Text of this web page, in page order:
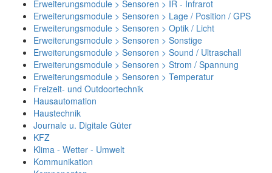
Erweiterungsmodule > Sensoren > IR - Infrarot
Erweiterungsmodule > Sensoren > Lage / Position / GPS
Erweiterungsmodule > Sensoren > Optik / Licht
Erweiterungsmodule > Sensoren > Sonstige
Erweiterungsmodule > Sensoren > Sound / Ultraschall
Erweiterungsmodule > Sensoren > Strom / Spannung
Erweiterungsmodule > Sensoren > Temperatur
Freizeit- und Outdoortechnik
Hausautomation
Haustechnik
Journale u. Digitale Güter
KFZ
Klima - Wetter - Umwelt
Kommunikation